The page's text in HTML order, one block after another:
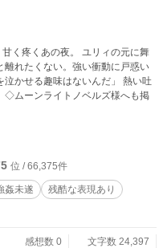
く疼くあの夜。 ユリィの元に舞
離れたくない。強い衝動に戸惑い
かせる趣味はないんだ」 熱い吐
◇ムーンライトノベルズ様へも掲
位 / 66,375件
姦未遂
残酷な表現あり
感想数 0
文字数 24,397